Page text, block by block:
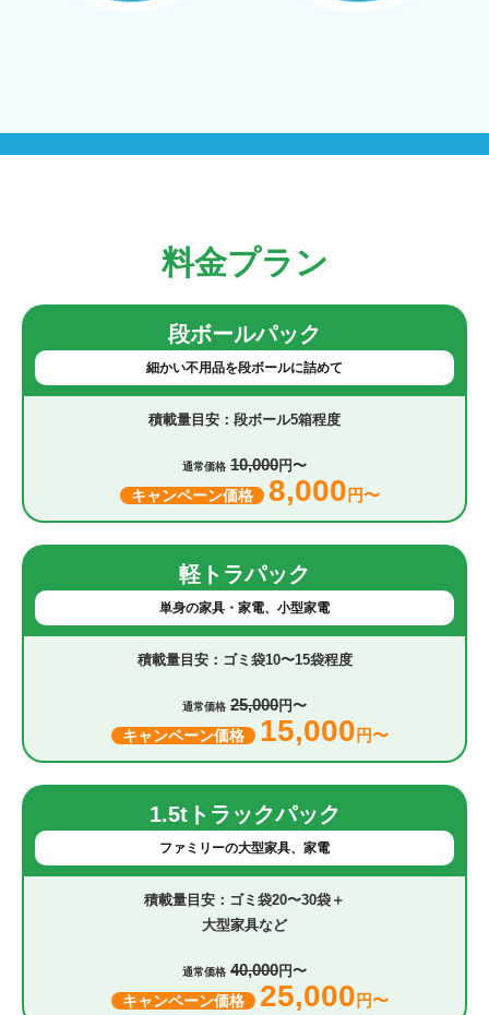
料金プラン
段ボールパック
細かい不用品を段ボールに詰めて
段ボール5箱程度
通常価格 10,000円〜
キャンペーン価格 8,000 円〜
軽トラパック
単身の家具・家電、小型家電
ゴミ袋10〜15袋程度
通常価格 25,000円〜
キャンペーン価格 15,000 円〜
1.5tトラックパック
ファミリーの大型家具、家電
ゴミ袋20〜30袋＋
大型家具など
通常価格 40,000円〜
キャンペーン価格 25,000 円〜